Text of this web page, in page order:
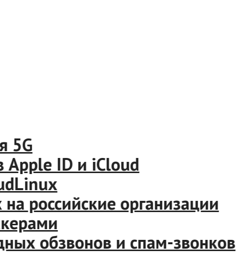
ID и iCloud
российские организации
обзвонов и спам-звонков